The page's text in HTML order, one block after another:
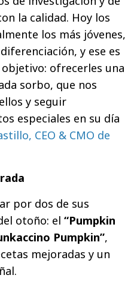
la calidad. Hoy los
los más jóvenes,
y ese es
ofrecerles una
sorbo, que nos
y seguir
especiales en su día
CEO & CMO de
por dos de sus
otoño: el “Pumpkin
Pumpkin”,
mejoradas y un